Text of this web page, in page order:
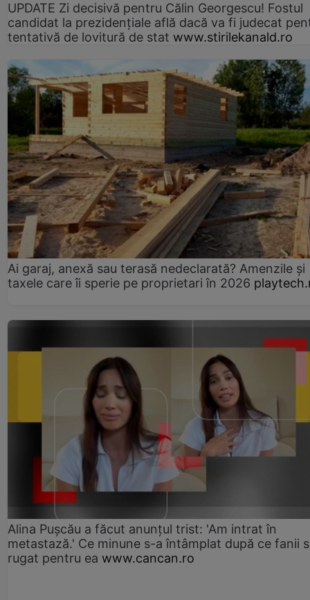
UPDATE Zi decisivă pentru Călin Georgescu! Fostul
candidat la prezidențiale află dacă va fi judecat
tentativă de lovitură de stat www.stirilekanald.ro
Ai garaj, anexă sau terasă nedeclarată? Amenzile și
taxele care îi sperie pe proprietari în 2026
Alina Pușcău a făcut anunțul trist: 'Am intrat în
metastază.' Ce minune s-a întâmplat după ce fanii
rugat pentru ea www.cancan.ro